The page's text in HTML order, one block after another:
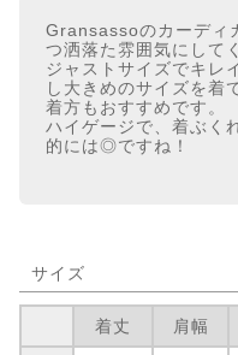
Gransassoのカーディ
つ洒落た雰囲気にして
ジャストサイズでキレ
し大きめのサイズを着
着方もおすすめです。
ハイゲージで、着ぶく
的には◎ですね！
サイズ
着丈 肩幅